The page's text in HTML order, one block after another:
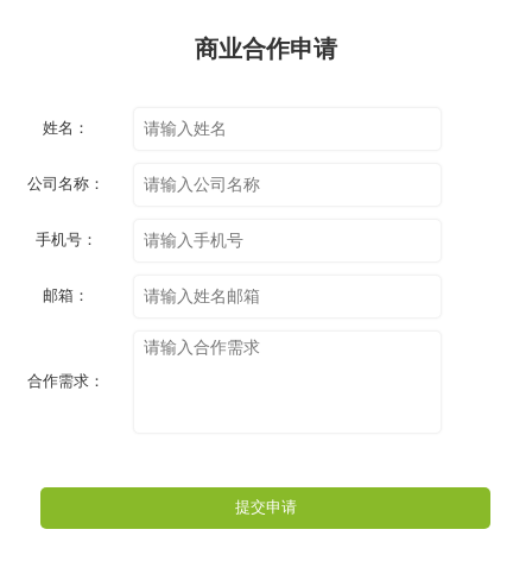
商业合作申请
姓名：
公司名称：
手机号：
邮箱：
合作需求：